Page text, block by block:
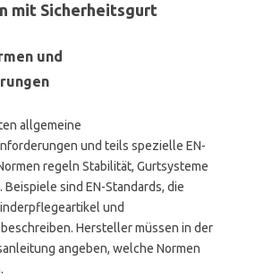
mit Sicherheitsgurt
und
allgemeine
und teils spezielle EN-
regeln Stabilität, Gurtsysteme
sind EN-Standards, die
und
Hersteller müssen in der
angeben, welche Normen